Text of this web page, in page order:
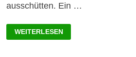
ausschütten. Ein …
DIVIDENDEN-
KÖNIGE
2023:
WEITERLESEN